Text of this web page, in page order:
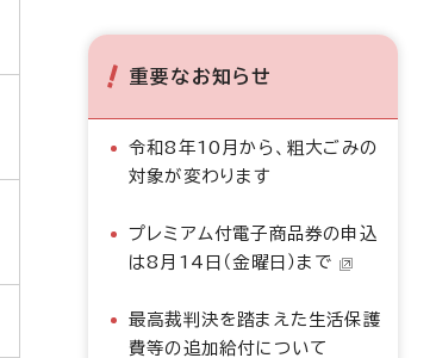
重要なお知らせ
令和8年10月から、粗大ごみの
対象が変わります
プレミアム付電子商品券の申込
は8月14日（金曜日）まで
最高裁判決を踏まえた生活保護
費等の追加給付について